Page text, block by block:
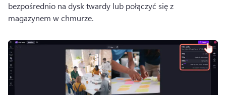
bezpośrednio na dysk twardy lub połączyć się z
magazynem w chmurze.